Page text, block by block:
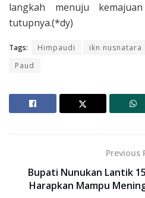
langkah menuju
tutupnya.(*dy)
Tags: Himpaudi ikn nusnatara
Paud
Previous
Bupati Nunukan Lantik
Harapkan Mampu